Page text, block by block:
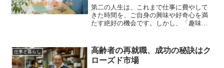
第二の人生は、これまで仕事に費やして
きた時間を、ご自身の興味や好奇心を満
たす絶好の機会です。しかし、「趣味が
ません。そんなあなたに、新たな扉を開
くきっかけとなるような本...
仕事と暮らし
高齢者の再就職、成功の秘訣はク
ローズド市場